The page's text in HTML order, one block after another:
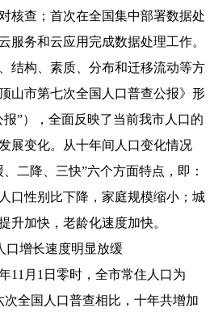
核查；首次在全国集中部署数据处
服务和云应用完成数据处理工作。
结构、素质、分布和迁移流动等方
山市第七次全国人口普查公报》形
”），全面反映了当前我市人口的
展变化。从十年间人口变化情况
二降、三快”六个方面特点，即：
口性别比下降，家庭规模缩小；城
升加快，老龄化速度加快。
口增长速度明显放缓
11月1日零时，全市常住人口为
次全国人口普查相比，十年共增加